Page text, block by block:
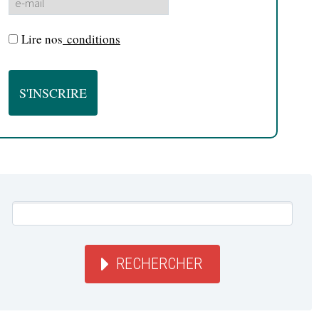
Lire nos conditions
RECHERCHER